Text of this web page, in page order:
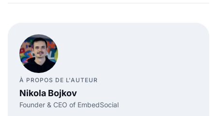
À PROPOS DE L'AUTEUR
Nikola Bojkov
Founder & CEO of EmbedSocial